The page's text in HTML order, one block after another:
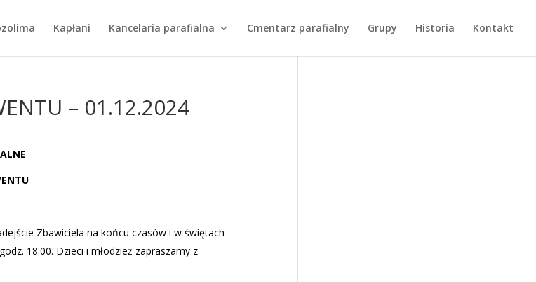
Kapłani Kancelaria parafialna Cmentarz parafialny Grupy Historia Kontakt
– 01.12.2024
Zbawiciela na końcu czasów i w świętach
18.00. Dzieci i młodzież zapraszamy z